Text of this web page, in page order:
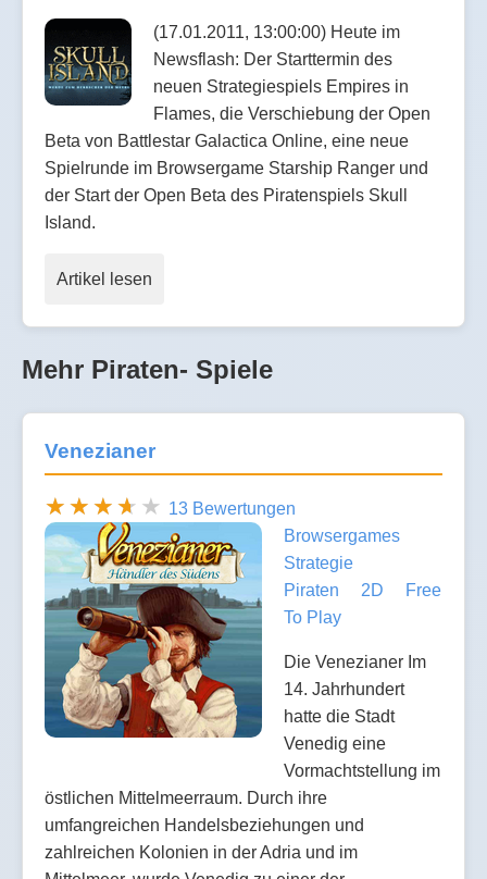
(17.01.2011, 13:00:00) Heute im
Newsflash: Der Starttermin des
neuen Strategiespiels Empires in
Flames, die Verschiebung der Open
Beta von Battlestar Galactica Online, eine neue
Spielrunde im Browsergame Starship Ranger und
der Start der Open Beta des Piratenspiels Skull
Island.
Artikel lesen
Mehr Piraten- Spiele
Venezianer
13 Bewertungen
Browsergames
Strategie
Piraten
2D
Free
To Play
Die Venezianer Im
14. Jahrhundert
hatte die Stadt
Venedig eine
Vormachtstellung im
östlichen Mittelmeerraum. Durch ihre
umfangreichen Handelsbeziehungen und
zahlreichen Kolonien in der Adria und im